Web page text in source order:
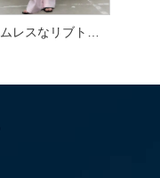
シームレスなリブトップ